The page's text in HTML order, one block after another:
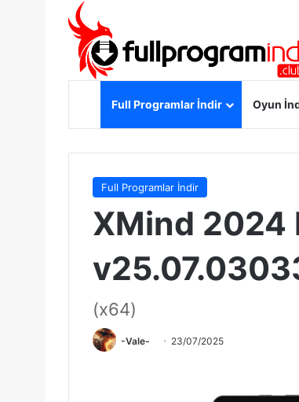
Anasayfa
Full Programlar İndir Oyun
Full Programlar İndir
XMind 2024
(x64)
-Vale- 23/07/2025